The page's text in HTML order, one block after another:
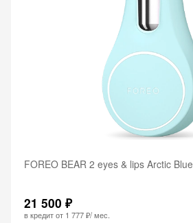
FOREO BEAR 2 eyes & lips Arctic Blue
21 500 ₽
в кредит от 1 777 ₽/ мес.